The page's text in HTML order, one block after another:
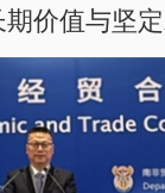
价值与坚